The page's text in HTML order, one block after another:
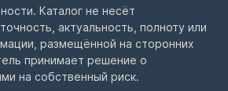
Каталог не несёт
актуальность, полноту или
размещённой на сторонних
принимает решение о
на собственный риск.